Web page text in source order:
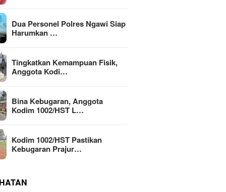
Dua Personel Polres Ngawi Siap
Harumkan …
Tingkatkan Kemampuan Fisik,
Anggota Kodi…
Bina Kebugaran, Anggota
Kodim 1002/HST L…
Kodim 1002/HST Pastikan
Kebugaran Prajur…